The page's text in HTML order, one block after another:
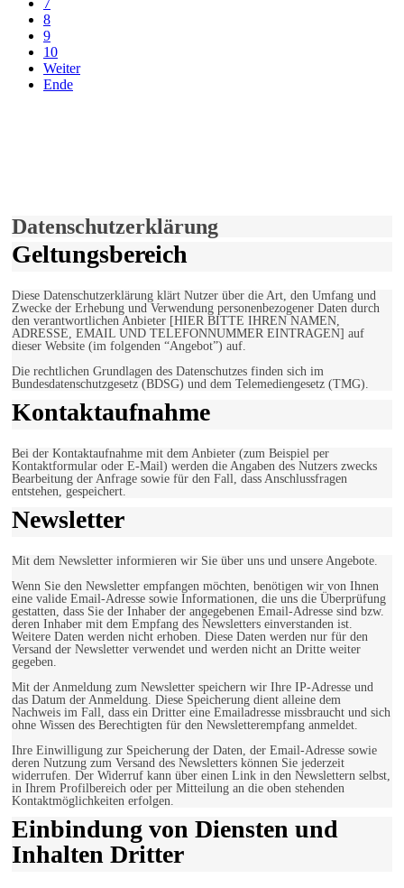
8
9
10
Weiter
Ende
Datenschutzerklärung
Geltungsbereich
Diese Datenschutzerklärung klärt Nutzer über die Art, den Umfang und
Zwecke der Erhebung und Verwendung personenbezogener Daten durch
den verantwortlichen Anbieter [HIER BITTE IHREN NAMEN,
ADRESSE, EMAIL UND TELEFONNUMMER EINTRAGEN] auf
dieser Website (im folgenden “Angebot”) auf.
Die rechtlichen Grundlagen des Datenschutzes finden sich im
Bundesdatenschutzgesetz (BDSG) und dem Telemediengesetz (TMG).
Kontaktaufnahme
Bei der Kontaktaufnahme mit dem Anbieter (zum Beispiel per
Kontaktformular oder E-Mail) werden die Angaben des Nutzers zwecks
Bearbeitung der Anfrage sowie für den Fall, dass Anschlussfragen
entstehen, gespeichert.
Newsletter
Mit dem Newsletter informieren wir Sie über uns und unsere Angebote.
Wenn Sie den Newsletter empfangen möchten, benötigen wir von Ihnen
eine valide Email-Adresse sowie Informationen, die uns die Überprüfung
gestatten, dass Sie der Inhaber der angegebenen Email-Adresse sind bzw.
deren Inhaber mit dem Empfang des Newsletters einverstanden ist.
Weitere Daten werden nicht erhoben. Diese Daten werden nur für den
Versand der Newsletter verwendet und werden nicht an Dritte weiter
gegeben.
Mit der Anmeldung zum Newsletter speichern wir Ihre IP-Adresse und
das Datum der Anmeldung. Diese Speicherung dient alleine dem
Nachweis im Fall, dass ein Dritter eine Emailadresse missbraucht und sich
ohne Wissen des Berechtigten für den Newsletterempfang anmeldet.
Ihre Einwilligung zur Speicherung der Daten, der Email-Adresse sowie
deren Nutzung zum Versand des Newsletters können Sie jederzeit
widerrufen. Der Widerruf kann über einen Link in den Newslettern selbst,
in Ihrem Profilbereich oder per Mitteilung an die oben stehenden
Kontaktmöglichkeiten erfolgen.
Einbindung von Diensten und
Inhalten Dritter